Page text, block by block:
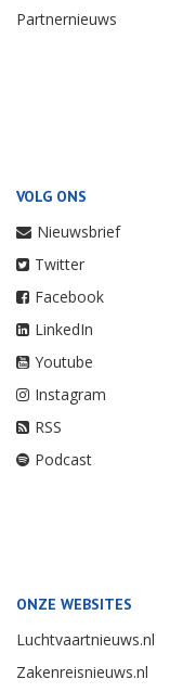
Partnernieuws
VOLG ONS
Nieuwsbrief
Twitter
Facebook
LinkedIn
Youtube
Instagram
RSS
Podcast
ONZE WEBSITES
Luchtvaartnieuws.nl
Zakenreisnieuws.nl